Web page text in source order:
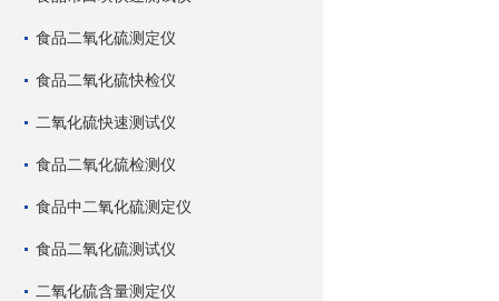
食品二氧化硫测定仪
食品二氧化硫快检仪
二氧化硫快速测试仪
食品二氧化硫检测仪
食品中二氧化硫测定仪
食品二氧化硫测试仪
二氧化硫含量测定仪